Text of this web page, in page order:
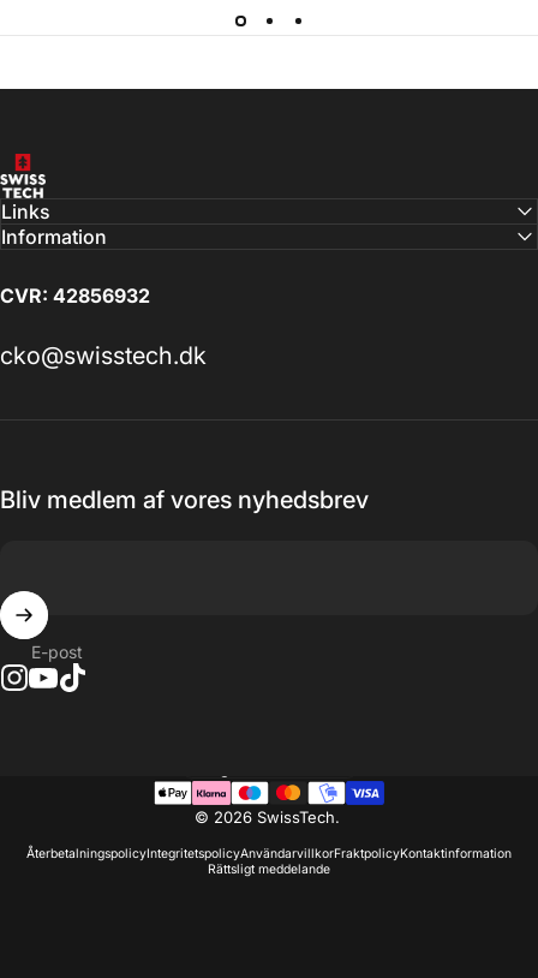
SwissTech
Links
Information
CVR: 42856932
cko@swisstech.dk
Bliv medlem af vores nyhedsbrev
E-post
© 2026 SwissTech.
ÅterbetalningspolicyIntegritetspolicyAnvändarvillkorFraktpolicyKontaktinformation
Rättsligt meddelande